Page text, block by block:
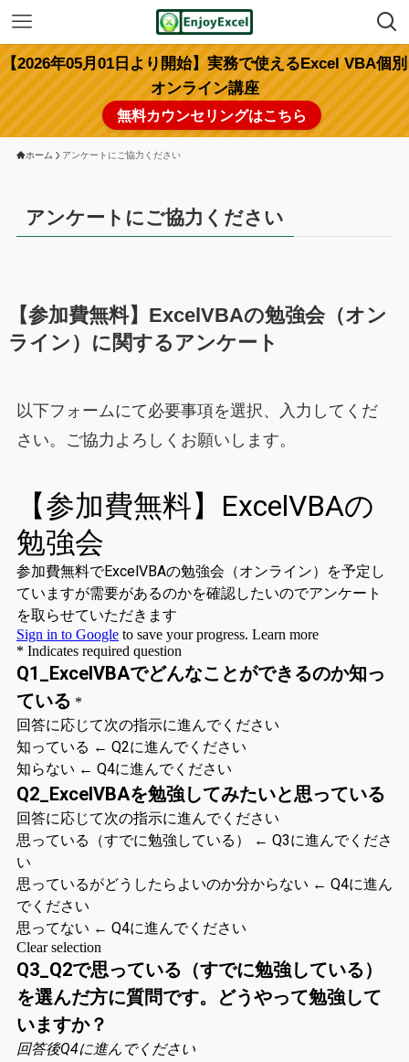
【2026年05月01日より開始】実務で使えるExcel VBA個別
オンライン講座
無料カウンセリングはこちら
ホーム アンケートにご協力ください
アンケートにご協力ください
【参加費無料】ExcelVBAの勉強会（オン
ライン）に関するアンケート
以下フォームにて必要事項を選択、入力してくだ
さい。ご協力よろしくお願いします。